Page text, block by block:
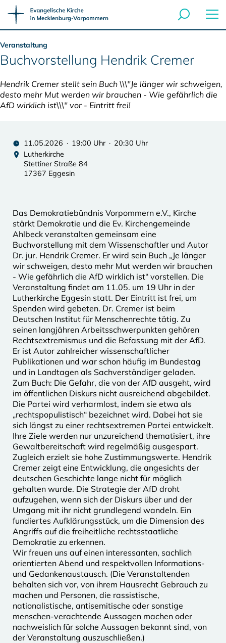
Veranstaltung
Buchvorstellung Hendrik Cremer
Hendrik Cremer stellt sein Buch \\\"Je länger wir schweigen,
desto mehr Mut werden wir brauchen - Wie gefährlich die
AfD wirklich ist\\\" vor - Eintritt frei!
11.05.2026 · 19:00 Uhr · 20:30 Uhr
Lutherkirche
Stettiner Straße 84
17367 Eggesin
Das Demokratiebündnis Vorpommern e.V., Kirche
stärkt Demokratie und die Ev. Kirchengemeinde
Ahlbeck veranstalten gemeinsam eine
Buchvorstellung mit dem Wissenschaftler und Autor
Dr. jur. Hendrik Cremer. Er wird sein Buch „Je länger
wir schweigen, desto mehr Mut werden wir brauchen
- Wie gefährlich die AfD wirklich ist“ vorstellen. Die
Veranstaltung findet am 11.05. um 19 Uhr in der
Lutherkirche Eggesin statt. Der Eintritt ist frei, um
Spenden wird gebeten. Dr. Cremer ist beim
Deutschen Institut für Menschenrechte tätig. Zu
seinen langjähren Arbeitsschwerpunkten gehören
Rechtsextremismus und die Befassung mit der AfD.
Er ist Autor zahlreicher wissenschaftlicher
Publikationen und war schon häufig im Bundestag
und in Landtagen als Sachverständiger geladen.
Zum Buch: Die Gefahr, die von der AfD ausgeht, wird
im öffentlichen Diskurs nicht ausreichend abgebildet.
Die Partei wird verharmlost, indem sie etwa als
„rechtspopulistisch“ bezeichnet wird. Dabei hat sie
sich längst zu einer rechtsextremen Partei entwickelt.
Ihre Ziele werden nur unzureichend thematisiert, ihre
Gewaltbereitschaft wird regelmäßig ausgespart.
Zugleich erzielt sie hohe Zustimmungswerte. Hendrik
Cremer zeigt eine Entwicklung, die angesichts der
deutschen Geschichte lange nicht für möglich
gehalten wurde. Die Strategie der AfD droht
aufzugehen, wenn sich der Diskurs über und der
Umgang mit ihr nicht grundlegend wandeln. Ein
fundiertes Aufklärungsstück, um die Dimension des
Angriffs auf die freiheitliche rechtsstaatliche
Demokratie zu erkennen.
Wir freuen uns auf einen interessanten, sachlich
orientierten Abend und respektvollen Informations-
und Gedankenaustausch. (Die Veranstaltenden
behalten sich vor, von ihrem Hausrecht Gebrauch zu
machen und Personen, die rassistische,
nationalistische, antisemitische oder sonstige
menschen-verachtende Aussagen machen oder
nachweislich für solche Aussagen bekannt sind, von
der Veranstaltung auszuschließen.)